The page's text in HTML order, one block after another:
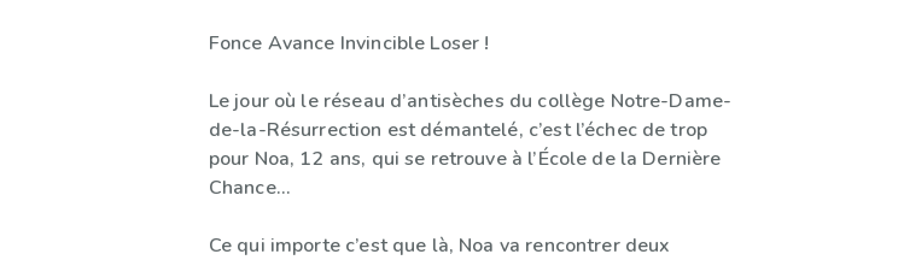
Fonce Avance Invincible Loser !
Le jour où le réseau d’antisèches du collège Notre-Dame-
de-la-Résurrection est démantelé, c’est l’échec de trop
pour Noa, 12 ans, qui se retrouve à l’École de la Dernière
Chance…
Ce qui importe c’est que là, Noa va rencontrer deux